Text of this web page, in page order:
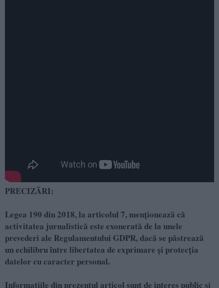
PRECIZĂRI:
Legea 190 din 2018, la articolul 7, menţionează că
activitatea jurnalistică este exonerată de la unele
prevederi ale Regulamentului GDPR, dacă se păstrează
un echilibru între libertatea de exprimare şi protecţia
datelor cu caracter personal.
Informațiile din prezentul articol sunt de interes public și